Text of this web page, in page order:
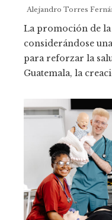
Alejandro Torres
La promoción de la
considerándose
para reforzar la
Guatemala, la